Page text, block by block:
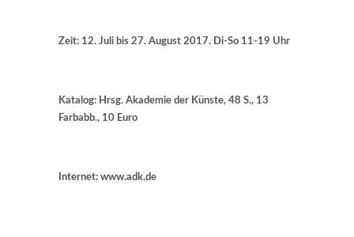
Zeit: 12. Juli bis 27. August 2017. Di-So 11-19 Uhr
Katalog: Hrsg. Akademie der Künste, 48 S., 13
Farbabb., 10 Euro
Internet: www.adk.de